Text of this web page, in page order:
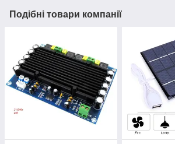
Подібні товари компанії